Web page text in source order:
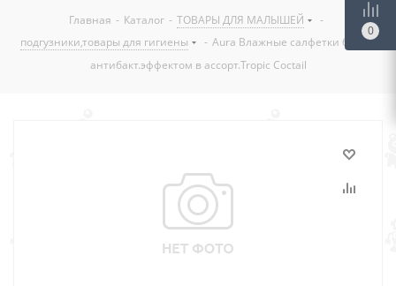
Главная - Каталог - ТОВАРЫ ДЛЯ МАЛЫШЕЙ
-
подгузники,товары для гигиены
- Aura Влажные салфетки 60шт.с
антибакт.эффектом в ассорт.Tropic Coctail
0